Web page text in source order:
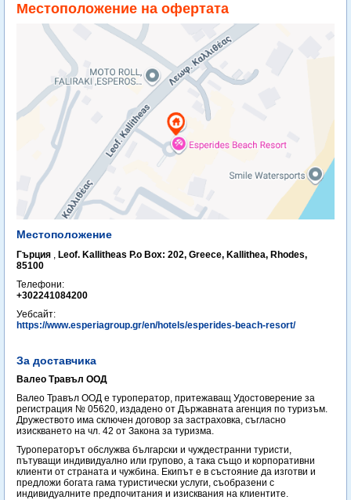
Местоположение на офертата
Местоположение
Гърция , Leof. Kallitheas P.o Box: 202, Greece, Kallithea, Rhodes,
85100
Телефони:
+302241084200
Уебсайт:
https://www.esperiagroup.gr/en/hotels/esperides-beach-resort/
За доставчика
Валео Травъл ООД
Валео Травъл ООД е туроператор, притежаващ Удостоверение за
регистрация № 05620, издадено от Държавната агенция по туризъм.
Дружеството има сключен договор за застраховка, съгласно
изискването на чл. 42 от Закона за туризма.
Туроператорът обслужва български и чуждестранни туристи,
пътуващи индивидуално или групово, а така също и корпоративни
клиенти от страната и чужбина. Екипът е в състояние да изготви и
предложи богата гама туристически услуги, съобразени с
индивидуалните предпочитания и изисквания на клиентите.